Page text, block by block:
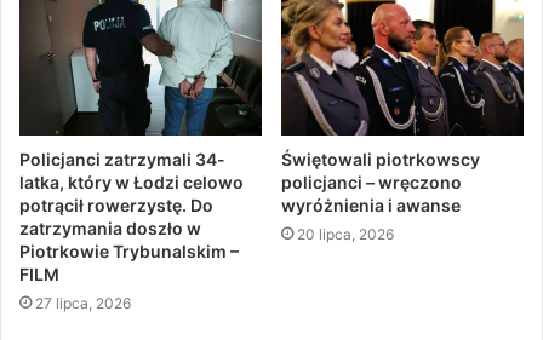
Policjanci zatrzymali 34-
latka, który w Łodzi celowo
potrącił rowerzystę. Do
zatrzymania doszło w
Piotrkowie Trybunalskim –
FILM
27 lipca, 2026
Świętowali piotrkowscy
policjanci – wręczono
wyróżnienia i awanse
20 lipca, 2026